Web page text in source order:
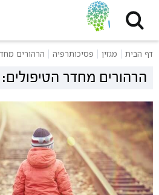
דף הבית מגזין פסיכותרפיה הרהורים
הרהורים מחדר